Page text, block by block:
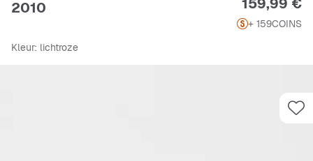
2010
+ 159COINS
Kleur: lichtroze